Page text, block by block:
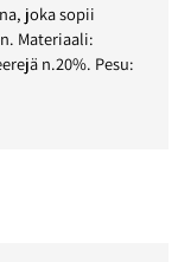
joka sopii
Materiaali:
n.20%. Pesu: